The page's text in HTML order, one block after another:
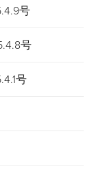
号
号
号